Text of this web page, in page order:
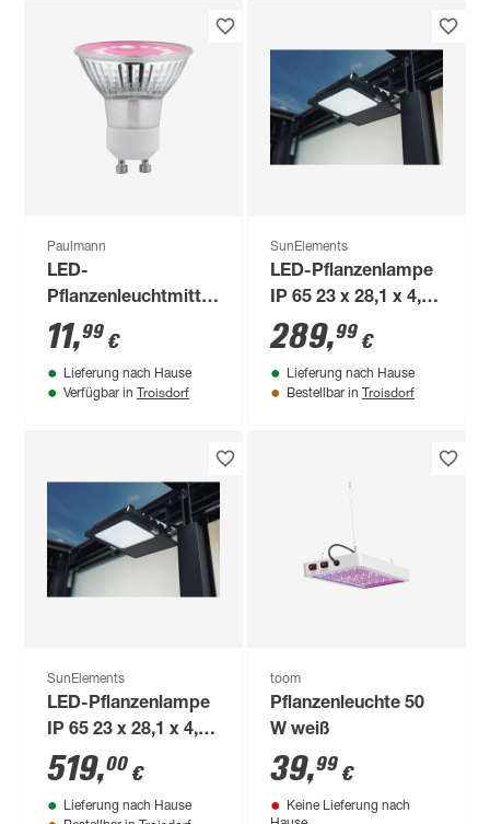
Paulmann
LED-
Pflanzenleuchtmittel
'Plant' Reflektor
GU10 3,5 W 95 lm
warmweiß
11,99 €
Lieferung nach Hause
Verfügbar in Troisdorf
SunElements
LED-Pflanzenlampe
IP 65 23 x 28,1 x 4,5
cm
289,99 €
Lieferung nach Hause
Bestellbar in Troisdorf
SunElements
LED-Pflanzenlampe
IP 65 23 x 28,1 x 4,5
cm
519,00 €
Lieferung nach Hause
toom
Pflanzenleuchte 50
W weiß
39,99 €
Keine Lieferung nach